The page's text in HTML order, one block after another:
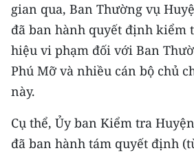
Video
Media Chính trị
Media Kinh tế
Media Xã hội
gian qua, Ban Thường vụ
đã ban hành quyết định kiểm
hiệu vi phạm đối với Ban
Phú Mỡ và nhiều cán bộ chủ
này.
Cụ thể, Ủy ban Kiểm tra
đã ban hành tám quyết định